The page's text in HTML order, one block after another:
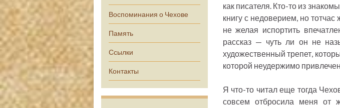
Воспоминания о Чехове
Память
Ссылки
Контакты
как писателя. Кто-то из
книгу с недоверием, но
не желая испортить
рассказ — чуть ли он не
художественный трепет,
которой неудержимо
Я что-то читал еще тогда
совсем отбросила меня от